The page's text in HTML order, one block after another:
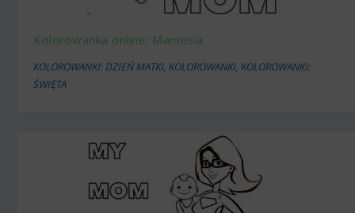
Kolorowanka online: Mamusia
KOLOROWANKI: DZIEŃ MATKI,KOLOROWANKI,KOLOROWANKI:
ŚWIĘTA